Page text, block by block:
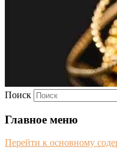
Поиск
Главное меню
Перейти к основному